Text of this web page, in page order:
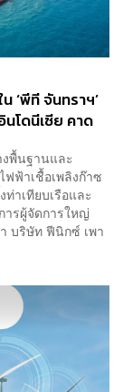
‘พีที จันทราฯ’
โดนีเซีย คาด
งพื้นฐานและ
ฟ้าเชื้อเพลิงก๊าซ
าเทียบเรือและ
รผู้จัดการใหญ่
บริษัท ฟีนิกซ์ เพา